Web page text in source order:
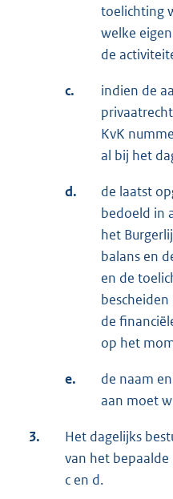
toelichting
welke
de
c.
indien de
KvK
al bij het
d.
de laatst
bedoeld in
het
balans en
en de
de
op het
e.
de naam
aan moet
3.
Het dagelijks
van het
c en d.